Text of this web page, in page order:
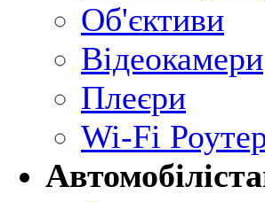
Об'єктиви
Відеокамери
Плеєри
Wi-Fi